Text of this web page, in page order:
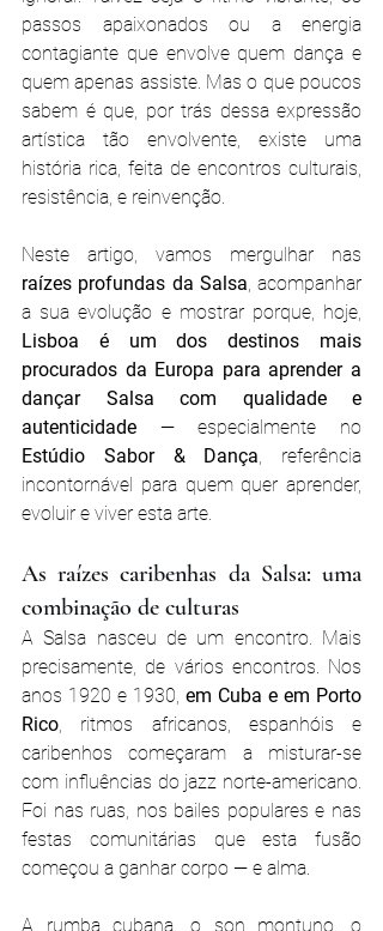
passos apaixonados ou a energia
contagiante que envolve quem dança e
quem apenas assiste. Mas o que poucos
sabem é que, por trás dessa expressão
artística tão envolvente, existe uma
história rica, feita de encontros culturais,
resistência, e reinvenção.
raízes profundas da Salsa, acompanhar
Lisboa é um dos destinos mais
procurados da Europa para aprender a
dançar Salsa com qualidade e
autenticidade
Estúdio Sabor & Dança, referência
incontornável para quem quer aprender,
evoluir e viver esta arte.
As raízes caribenhas da Salsa: uma
combinação de culturas
A Salsa nasceu de um encontro. Mais
precisamente, de vários encontros. Nos
anos 1920 e 1930, em Cuba e em Porto
Rico, ritmos africanos, espanhóis e
caribenhos começaram a misturar-se
com influências do jazz norte-americano.
Foi nas ruas, nos bailes populares e nas
festas comunitárias que esta fusão
começou a ganhar corpo — e alma.
A rumba cubana, o son montuno, o